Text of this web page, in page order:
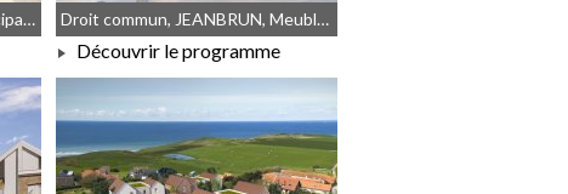
Droit commun, Résidence Principale, JEANBRUN, Meublé non géré
À PARTIR DE 141 000,00 €
Droit commun, JEANBRUN, Meublé non géré
Découvrir le programme